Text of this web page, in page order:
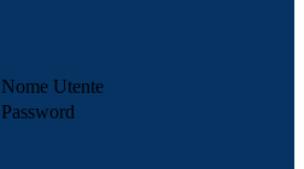
Nome Utente
Password